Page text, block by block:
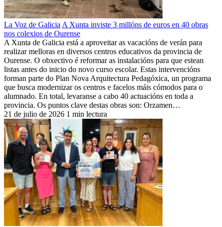
La Voz de Galicia A Xunta inviste 3 millóns de euros en 40 obras
nos colexios de Ourense
A Xunta de Galicia está a aproveitar as vacacións de verán para
realizar melloras en diversos centros educativos da provincia de
Ourense. O obxectivo é reformar as instalacións para que estean
listas antes do inicio do novo curso escolar. Estas intervencións
forman parte do Plan Nova Arquitectura Pedagóxica, un programa
que busca modernizar os centros e facelos máis cómodos para o
alumnado. En total, levaranse a cabo 40 actuacións en toda a
provincia. Os puntos clave destas obras son: Orzamen…
21 de julio de 2026 1 min lectura